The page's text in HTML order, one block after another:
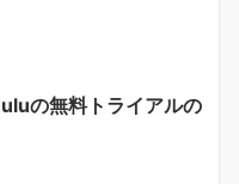
の無料トライアルの